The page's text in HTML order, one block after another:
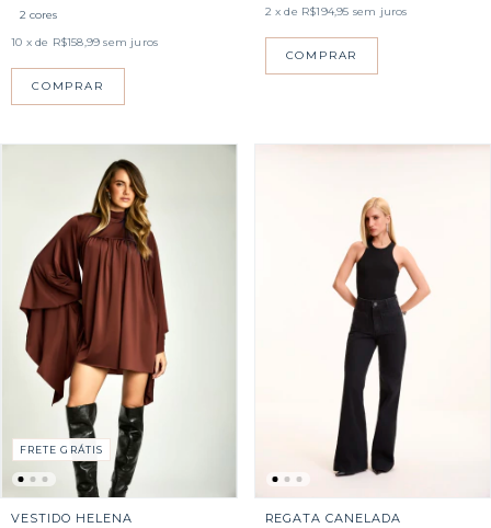
2 cores
10 x de R$158,99 sem juros
COMPRAR
2 x de R$194,95 sem juros
COMPRAR
FRETE GRÁTIS
VESTIDO HELENA REGATA CANELADA